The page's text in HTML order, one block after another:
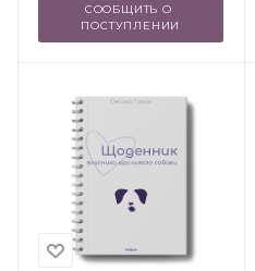
СООБЩИТЬ О
ПОСТУПЛЕНИИ